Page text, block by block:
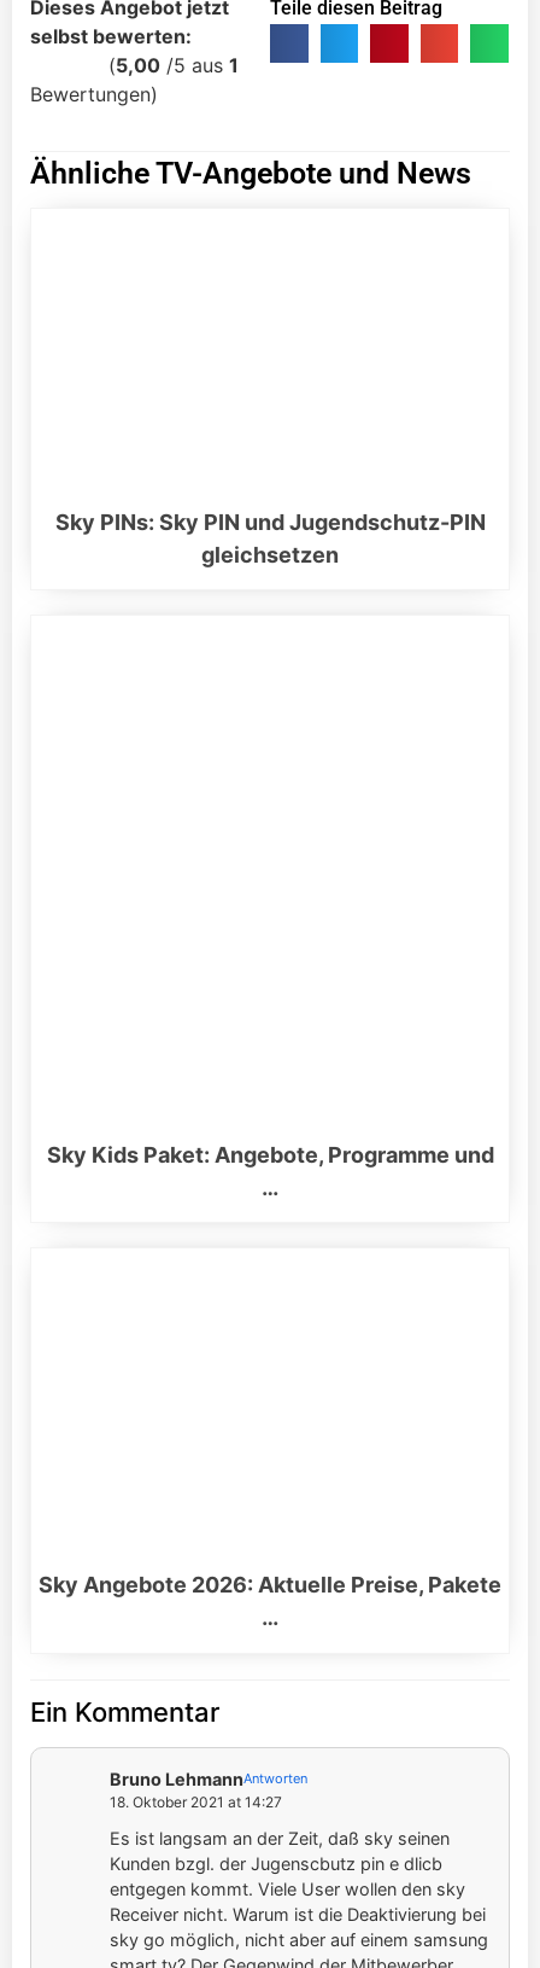
Dieses Angebot jetzt
selbst bewerten:
(5,00 /5 aus 1
Bewertungen)
Teile diesen Beitrag
Ähnliche TV-Angebote und News
Sky PINs: Sky PIN und Jugendschutz-PIN
gleichsetzen
Sky Kids Paket: Angebote, Programme und
…
Sky Angebote 2026: Aktuelle Preise, Pakete
…
Ein Kommentar
Bruno LehmannAntworten
18. Oktober 2021 at 14:27
Es ist langsam an der Zeit, daß sky seinen
Kunden bzgl. der Jugenscbutz pin e dlicb
entgegen kommt. Viele User wollen den sky
Receiver nicht. Warum ist die Deaktivierung bei
sky go möglich, nicht aber auf einem samsung